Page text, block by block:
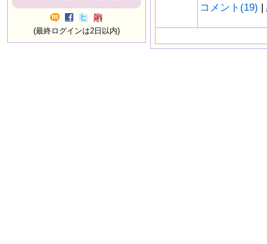
(最終ログインは2日以内)
コメント(19) |